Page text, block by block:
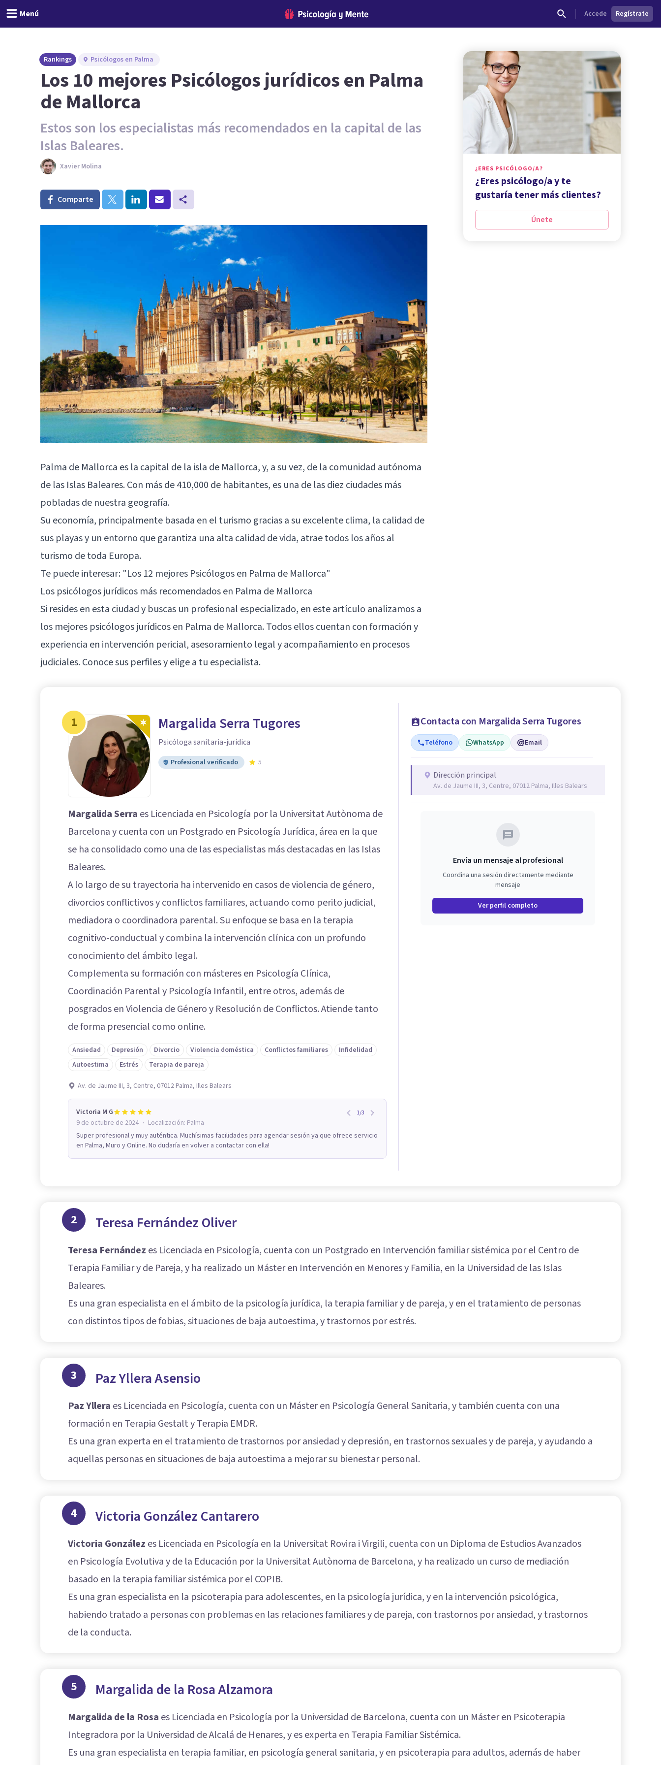
Menú Accede Regístrate
Rankings Psicólogos en Palma
Los 10 mejores Psicólogos jurídicos en Palma
de Mallorca
Estos son los especialistas más recomendados en la capital de las
Islas Baleares.
Xavier Molina
Comparte
Palma de Mallorca es la capital de la isla de Mallorca, y, a su vez, de la comunidad autónoma
de las Islas Baleares. Con más de 410,000 de habitantes, es una de las diez ciudades más
pobladas de nuestra geografía.
Su economía, principalmente basada en el turismo gracias a su excelente clima, la calidad de
sus playas y un entorno que garantiza una alta calidad de vida, atrae todos los años al
turismo de toda Europa.
Te puede interesar: "Los 12 mejores Psicólogos en Palma de Mallorca"
Los psicólogos jurídicos más recomendados en Palma de Mallorca
Si resides en esta ciudad y buscas un profesional especializado, en este artículo analizamos a
los mejores psicólogos jurídicos en Palma de Mallorca. Todos ellos cuentan con formación y
experiencia en intervención pericial, asesoramiento legal y acompañamiento en procesos
judiciales. Conoce sus perfiles y elige a tu especialista.
¿ERES PSICÓLOGO/A?
¿Eres psicólogo/a y te
gustaría tener más clientes?
Únete
1 Margalida Serra Tugores
Psicóloga sanitaria-jurídica
Profesional verificado 5
Margalida Serra es Licenciada en Psicología por la Universitat Autònoma de
Barcelona y cuenta con un Postgrado en Psicología Jurídica, área en la que
se ha consolidado como una de las especialistas más destacadas en las Islas
Baleares.
A lo largo de su trayectoria ha intervenido en casos de violencia de género,
divorcios conflictivos y conflictos familiares, actuando como perito judicial,
mediadora o coordinadora parental. Su enfoque se basa en la terapia
cognitivo-conductual y combina la intervención clínica con un profundo
conocimiento del ámbito legal.
Complementa su formación con másteres en Psicología Clínica,
Coordinación Parental y Psicología Infantil, entre otros, además de
posgrados en Violencia de Género y Resolución de Conflictos. Atiende tanto
de forma presencial como online.
Ansiedad Depresión Divorcio Violencia doméstica Conflictos familiares
Infidelidad
Autoestima
Estrés Terapia de pareja
Av. de Jaume III, 3, Centre, 07012 Palma, Illes Balears
Victoria M G 1/3
9 de octubre de 2024 · Localización: Palma
Super profesional y muy auténtica. Muchísimas facilidades para agendar sesión ya que ofrece servicio
en Palma, Muro y Online. No dudaría en volver a contactar con ella!
Contacta con Margalida Serra Tugores
Teléfono WhatsApp Email
Dirección principal
Av. de Jaume III, 3, Centre, 07012 Palma, Illes Balears
Envía un mensaje al profesional
Coordina una sesión directamente mediante
mensaje
Ver perfil completo
2 Teresa Fernández Oliver
Teresa Fernández es Licenciada en Psicología, cuenta con un Postgrado en Intervención familiar sistémica por el Centro de
Terapia Familiar y de Pareja, y ha realizado un Máster en Intervención en Menores y Familia, en la Universidad de las Islas
Baleares.
Es una gran especialista en el ámbito de la psicología jurídica, la terapia familiar y de pareja, y en el tratamiento de personas
con distintos tipos de fobias, situaciones de baja autoestima, y trastornos por estrés.
3 Paz Yllera Asensio
Paz Yllera es Licenciada en Psicología, cuenta con un Máster en Psicología General Sanitaria, y también cuenta con una
formación en Terapia Gestalt yTerapia EMDR.
Es una gran experta en el tratamiento de trastornos por ansiedad y depresión, en trastornos sexuales y de pareja, y ayudando a
aquellas personas en situaciones de baja autoestima a mejorar su bienestar personal.
4 Victoria González Cantarero
Victoria González es Licenciada en Psicología en la Universitat Rovira i Virgili, cuenta con un Diploma de Estudios Avanzados
en Psicología Evolutiva y de la Educación por la Universitat Autònoma de Barcelona, y ha realizado un curso de mediación
basado en la terapia familiar sistémica por el COPIB.
Es una gran especialista en la psicoterapia para adolescentes, en la psicología jurídica, y en la intervención psicológica,
habiendo tratado a personas con problemas en las relaciones familiares y de pareja, con trastornos por ansiedad, y trastornos
de la conducta.
5 Margalida de la Rosa Alzamora
Margalida de la Rosa es Licenciada en Psicología por la Universidad de Barcelona, cuenta con un Máster en Psicoterapia
Integradora por la Universidad de Alcalá de Henares, y es experta en Terapia Familiar Sistémica.
Es una gran especialista en terapia familiar, en psicología general sanitaria, y en psicoterapia para adultos, además de haber